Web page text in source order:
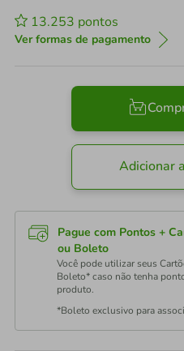
13.253 pontos
Ver formas de pagamento
Adicionar
Pague com Pontos +
ou Boleto
Você pode utilizar seus
Boleto* caso não tenha
produto.
*Boleto exclusivo para